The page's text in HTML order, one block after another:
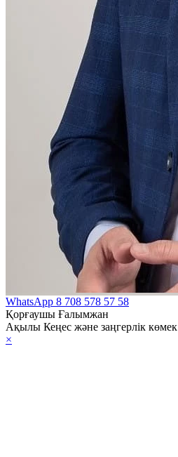
WhatsApp 8 708 578 57 58
Қорғаушы Ғалымжан
Ақылы Кеңес және заңгерлік көмек
×